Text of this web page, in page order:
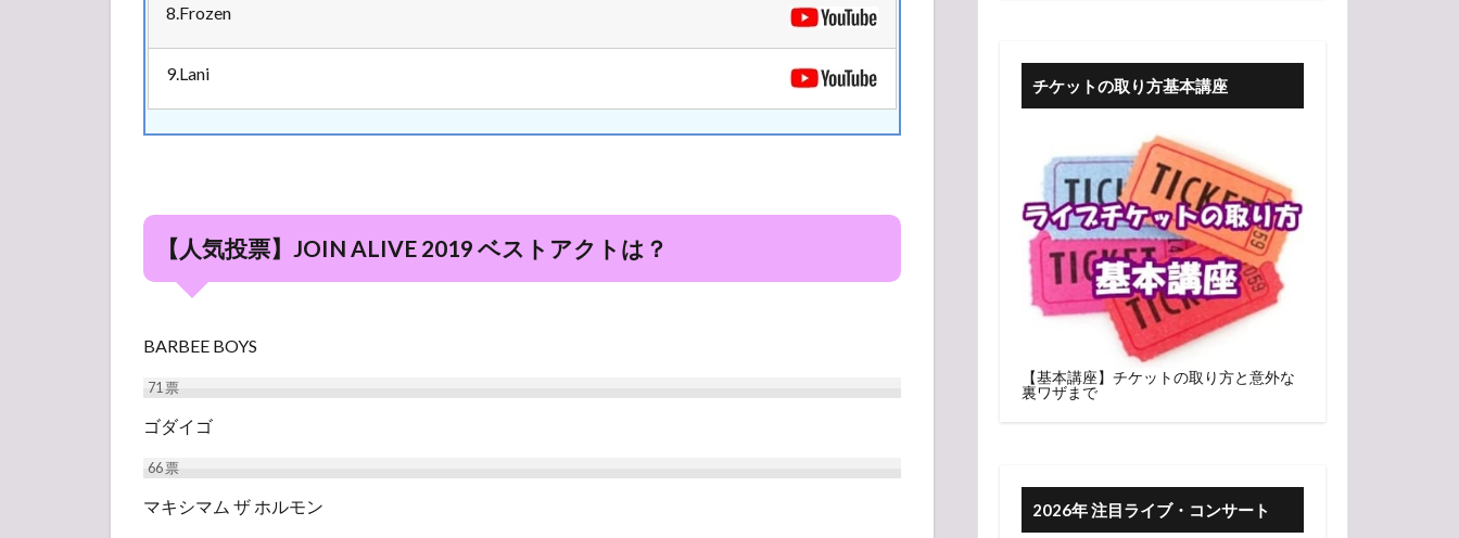
8.Frozen
9.Lani
【人気投票】JOIN ALIVE 2019 ベストアクトは？
BARBEE BOYS
71票
ゴダイゴ
66票
マキシマム ザ ホルモン
チケットの取り方基本講座
【基本講座】チケットの取り方と意外な
裏ワザまで
2026年 注目ライブ・コンサート